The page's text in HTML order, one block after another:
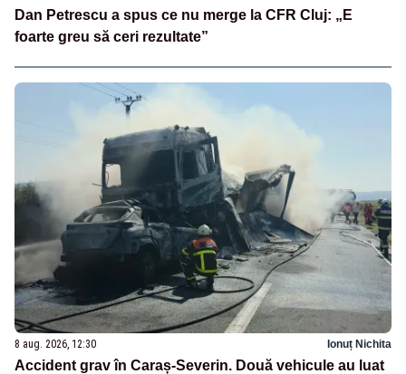
Dan Petrescu a spus ce nu merge la CFR Cluj: „E
foarte greu să ceri rezultate”
8 aug. 2026, 12:30 Ionuț Nichita
Accident grav în Caraș-Severin. Două vehicule au luat